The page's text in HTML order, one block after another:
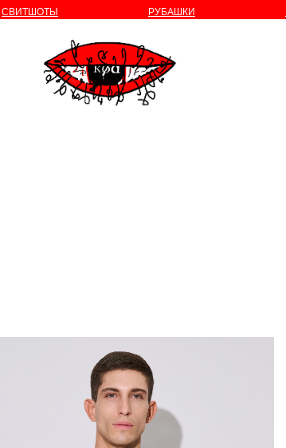
СВИТШОТЫ РУБАШКИ